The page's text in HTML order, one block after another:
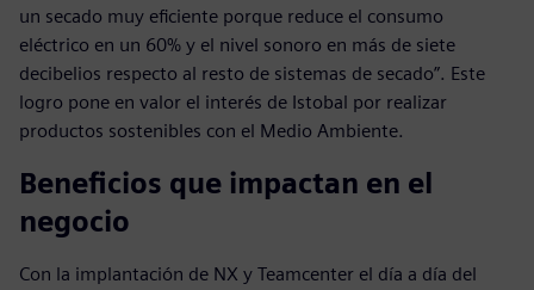
un secado muy eficiente porque reduce el consumo
eléctrico en un 60% y el nivel sonoro en más de siete
decibelios respecto al resto de sistemas de secado”. Este
logro pone en valor el interés de Istobal por realizar
productos sostenibles con el Medio Ambiente.
Beneficios que impactan en el
negocio
Con la implantación de NX y Teamcenter el día a día del